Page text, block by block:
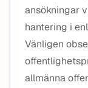
ansökningar
hantering i
Vänligen
allmänna